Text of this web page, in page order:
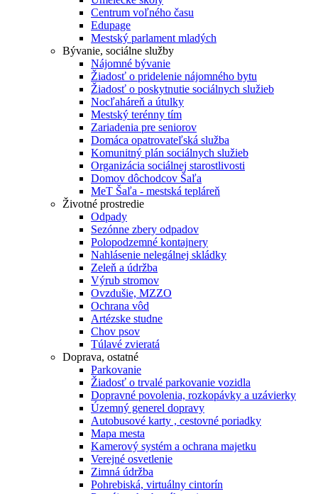
Centrum voľného času
Edupage
Mestský parlament mladých
Bývanie, sociálne služby
Nájomné bývanie
Žiadosť o pridelenie nájomného bytu
Žiadosť o poskytnutie sociálnych služieb
Nocľaháreň a útulky
Mestský terénny tím
Zariadenia pre seniorov
Domáca opatrovateľská služba
Komunitný plán sociálnych služieb
Organizácia sociálnej starostlivosti
Domov dôchodcov Šaľa
MeT Šaľa - mestská tepláreň
Životné prostredie
Odpady
Sezónne zbery odpadov
Polopodzemné kontajnery
Nahlásenie nelegálnej skládky
Zeleň a údržba
Výrub stromov
Ovzdušie, MZZO
Ochrana vôd
Artézske studne
Chov psov
Túlavé zvieratá
Doprava, ostatné
Parkovanie
Žiadosť o trvalé parkovanie vozidla
Dopravné povolenia, rozkopávky a uzávierky
Územný generel dopravy
Autobusové karty , cestovné poriadky
Mapa mesta
Kamerový systém a ochrana majetku
Verejné osvetlenie
Zimná údržba
Pohrebiská, virtuálny cintorín